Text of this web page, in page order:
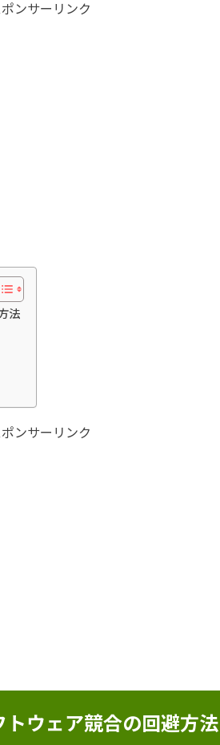
ンサーリンク
法
ンサーリンク
ウェア競合の回避方法